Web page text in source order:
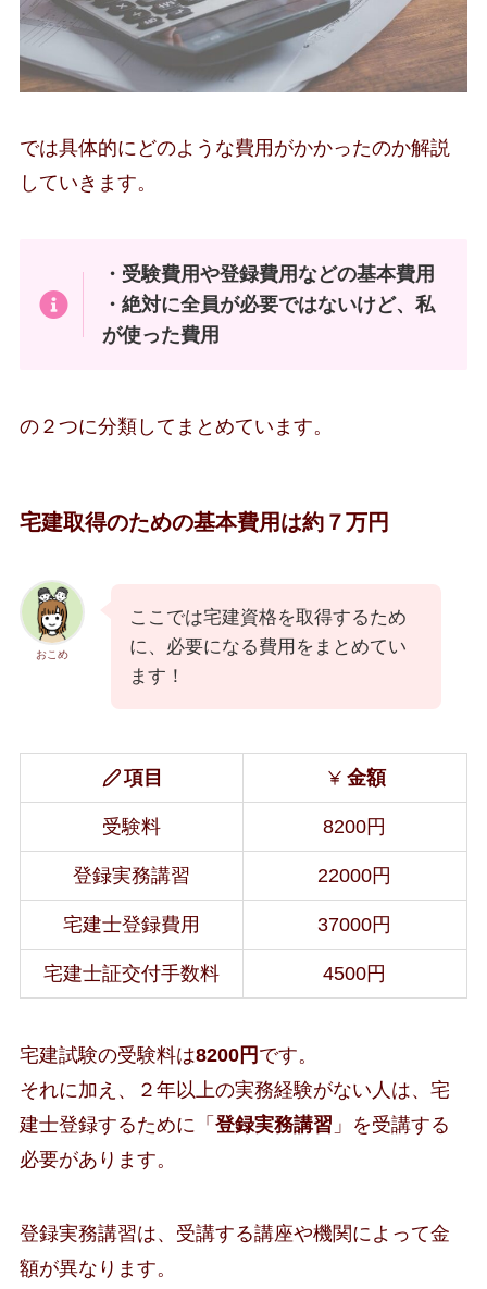
では具体的にどのような費用がかかったのか解説
していきます。
・受験費用や登録費用などの基本費用
・絶対に全員が必要ではないけど、私
が使った費用
の２つに分類してまとめています。
宅建取得のための基本費用は約７万円
おこめ
ここでは宅建資格を取得するため
に、必要になる費用をまとめてい
ます！
項目 金額
受験料 8200円
登録実務講習 22000円
宅建士登録費用 37000円
宅建士証交付手数料 4500円
宅建試験の受験料は8200円 です。
それに加え、２年以上の実務経験がない人は、宅
建士登録するために「 登録実務講習 」を受講する
必要があります。
登録実務講習は、受講する講座や機関によって金
額が異なります。